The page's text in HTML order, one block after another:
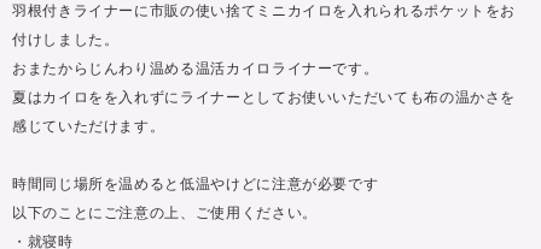
羽根付きライナーに市販の使い捨てミニカイロを入れられるポケットをお
付けしました。
おまたからじんわり温める温活カイロライナーです。
夏はカイロをを入れずにライナーとしてお使いいただいても布の温かさを
感じていただけます。
時間同じ場所を温めると低温やけどに注意が必要です
以下のことにご注意の上、ご使用ください。
・就寝時